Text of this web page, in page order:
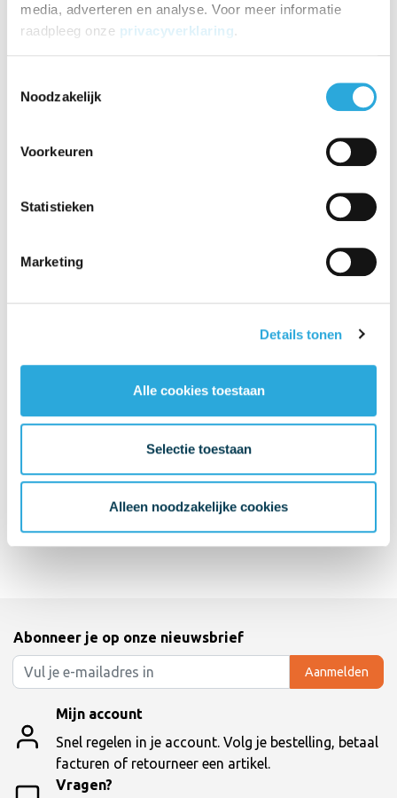
media, adverteren en analyse. Voor meer informatie
raadpleeg onze privacyverklaring.
Noodzakelijk
Voorkeuren
Statistieken
Marketing
Details tonen
Alle cookies toestaan
Selectie toestaan
Alleen noodzakelijke cookies
Herman Miller Embod
€3.152,05
€1.695,00 Excl. BTW
Abonneer je op onze nieuwsbrief
Aanmelden
Mijn account
Snel regelen in je account. Volg je bestelling, betaal
facturen of retourneer een artikel.
Vragen?